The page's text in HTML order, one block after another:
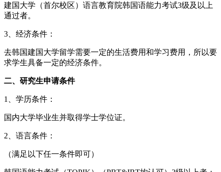
建国大学（首尔校区）语言教育院韩国语能力考试3级及以上
通过者。
3、经济条件：
去韩国建国大学留学需要一定的生活费用和学习费用，所以要
求学生具备一定的经济条件。
二、研究生申请条件
1、学历条件：
国内大学毕业生并取得学士学位证。
2、语言条件：
（满足以下任一条件即可）